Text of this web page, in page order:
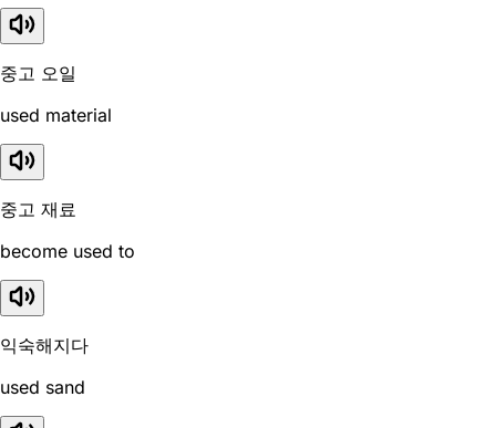
중고 오일
used material
중고 재료
become used to
익숙해지다
used sand